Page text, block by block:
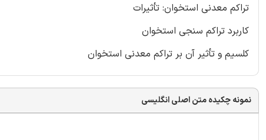
تراکم معدنی استخوان: تأثیرات
کاربرد تراکم سنجی استخوان
کلسیم و تأثیر آن بر تراکم معدنی استخوان
نمونه چکیده متن اصلی انگلیسی